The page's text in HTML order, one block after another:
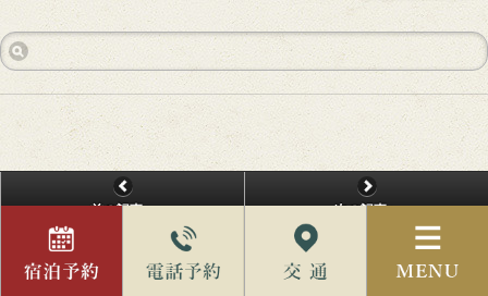
前の記事へ 次の記事へ